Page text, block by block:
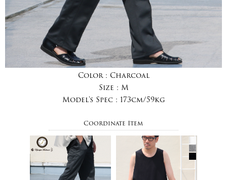
Color : Charcoal
Size : M
Model's Spec : 173cm/59kg
Coordinate Item